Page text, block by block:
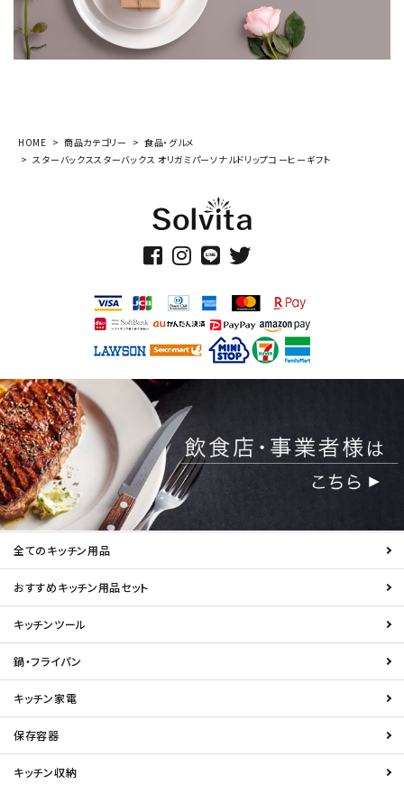
HOME 商品カテゴリー
食品・グルメ
スターバックススターバックス オリガミパーソナルドリップコーヒーギフト
全てのキッチン用品
おすすめキッチン用品セット
キッチンツール
鍋・フライパン
キッチン家電
保存容器
キッチン収納